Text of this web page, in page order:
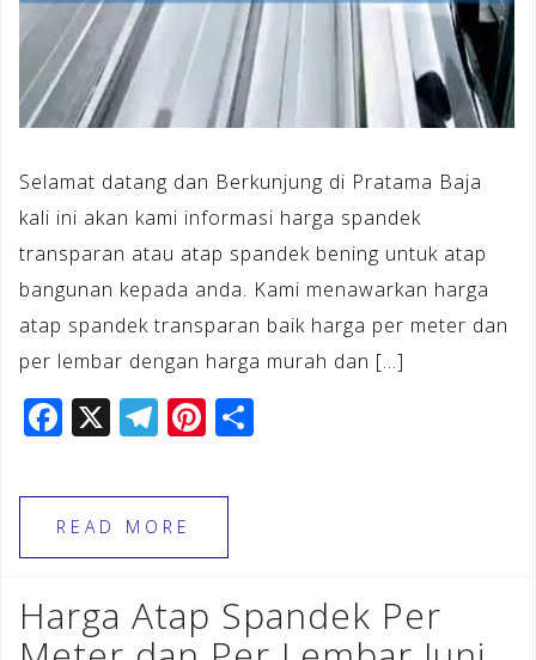
Selamat datang dan Berkunjung di Pratama Baja
kali ini akan kami informasi harga spandek
transparan atau atap spandek bening untuk atap
bangunan kepada anda. Kami menawarkan harga
atap spandek transparan baik harga per meter dan
per lembar dengan harga murah dan […]
F
c
e
b
o
o
X T
e
gr
a
m
Pi
te
e
st
READ MORE
Harga Atap Spandek Per